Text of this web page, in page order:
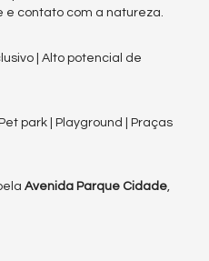
e contato com a natureza.
| Alto potencial de
park | Playground | Praças
Avenida Parque Cidade,